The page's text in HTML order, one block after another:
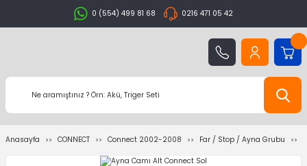
0 (554) 499 81 68 0216 471 05 42
Anasayfa CONNECT Connect 2002-2008 Far / Stop / Ayna Grubu